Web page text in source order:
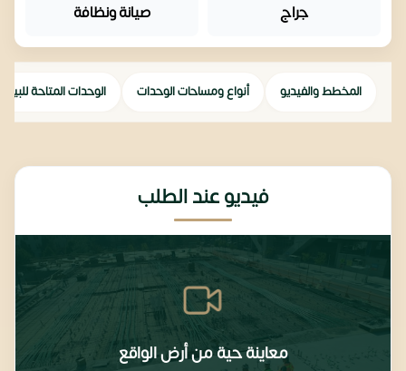
جراج صيانة ونظافة
المخطط والفيديو أنواع ومساحات الوحدات الوحدات المتاحة للبيع
فيديو عند الطلب
معاينة حية من أرض الواقع